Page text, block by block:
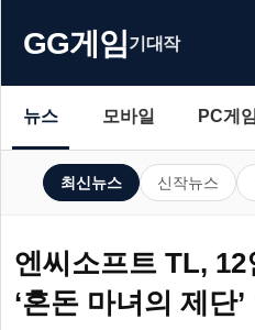
GG게임기대작
뉴스 모바일 PC게임
최신뉴스 신작뉴스
엔씨소프트 TL,
‘혼돈 마녀의 제단